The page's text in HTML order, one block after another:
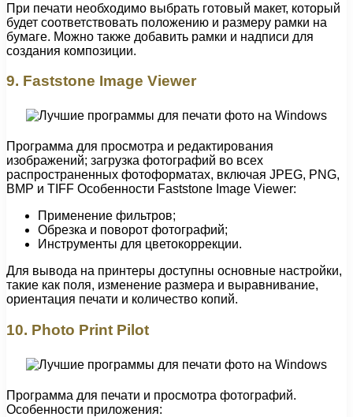
При печати необходимо выбрать готовый макет, который
будет соответствовать положению и размеру рамки на
бумаге. Можно также добавить рамки и надписи для
создания композиции.
9. Faststone Image Viewer
Программа для просмотра и редактирования
изображений; загрузка фотографий во всех
распространенных фотоформатах, включая JPEG, PNG,
BMP и TIFF Особенности Faststone Image Viewer:
Применение фильтров;
Обрезка и поворот фотографий;
Инструменты для цветокоррекции.
Для вывода на принтеры доступны основные настройки,
такие как поля, изменение размера и выравнивание,
ориентация печати и количество копий.
10. Photo Print Pilot
Программа для печати и просмотра фотографий.
Особенности приложения: